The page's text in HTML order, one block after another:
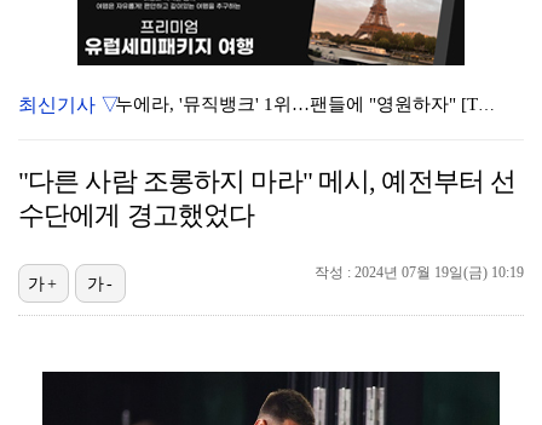
누에라, '뮤직뱅크' 1위…팬들에 "영원하자" [TV캡…
대한축구협회의 '심판 성접대'…최악의 경우 런던 올림픽…
진세연, 전속계약 종료…FA 시장 나왔다 [공식]
대놓고 '심판 마사지'로 결재 받기도…최종 결재권자는 …
최신기사 ▽
"다른 사람 조롱하지 마라" 메시, 예전부터 선
수단에게 경고했었다
작성 : 2024년 07월 19일(금) 10:19
가+ 가-